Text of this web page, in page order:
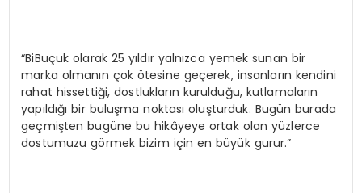
“BiBuçuk olarak 25 yıldır yalnızca yemek sunan bir
marka olmanın çok ötesine geçerek, insanların kendini
rahat hissettiği, dostlukların kurulduğu, kutlamaların
yapıldığı bir buluşma noktası oluşturduk. Bugün burada
geçmişten bugüne bu hikâyeye ortak olan yüzlerce
dostumuzu görmek bizim için en büyük gurur.”